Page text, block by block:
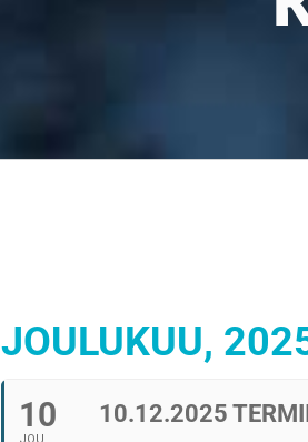
JOULUKUU,
10 10.12.2025